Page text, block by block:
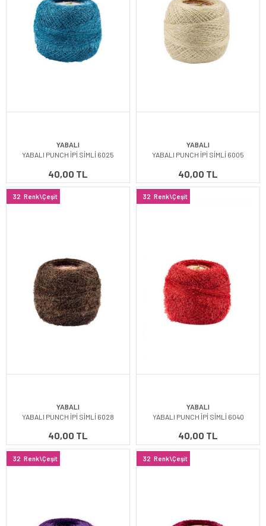
YABALI
YABALI PUNCH İPİ SİMLİ 6025
40,00 TL
YABALI
YABALI PUNCH İPİ SİMLİ 6005
40,00 TL
32 Renk\Çeşit
YABALI
YABALI PUNCH İPİ SİMLİ 6028
40,00 TL
32 Renk\Çeşit
YABALI
YABALI PUNCH İPİ SİMLİ 6040
40,00 TL
32 Renk\Çeşit 32 Renk\Çeşit